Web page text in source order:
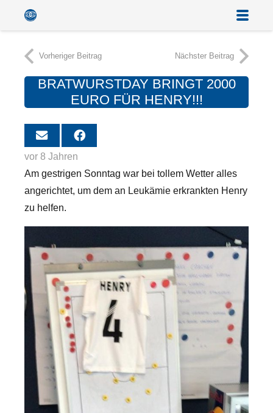
Vorheriger Beitrag Nächster Beitrag
BRATWURSTDAY BRINGT 2000
EURO FÜR HENRY!!!
vor 8 Jahren
Am gestrigen Sonntag war bei tollem Wetter alles
angerichtet, um dem an Leukämie erkrankten Henry
zu helfen.